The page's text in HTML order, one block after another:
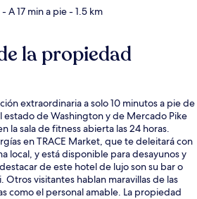
- A 17 min a pie- 1.5 km
la propiedad
extraordinaria a solo 10 minutos a pie de
de Washington y de Mercado Pike
la sala de fitness abierta las 24 horas.
en TRACE Market, que te deleitará con
local, y está disponible para desayunos y
de este hotel de lujo son su bar o
Otros visitantes hablan maravillas de las
como el personal amable. La propiedad